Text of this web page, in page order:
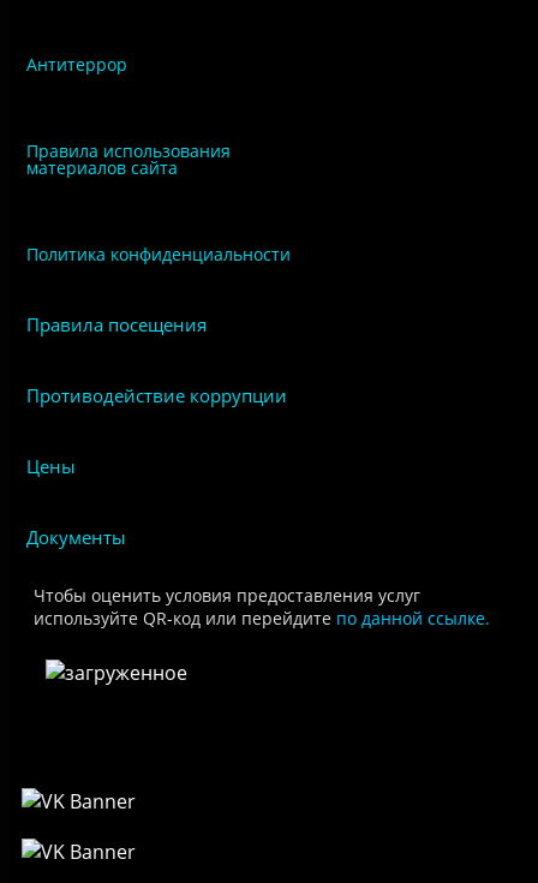
Антитеррор
Правила использования
материалов сайта
Политика конфиденциальности
Правила посещения
Противодействие коррупции
Цены
Документы
Чтобы оценить условия предоставления услуг
используйте QR-код или перейдите по данной ссылке.